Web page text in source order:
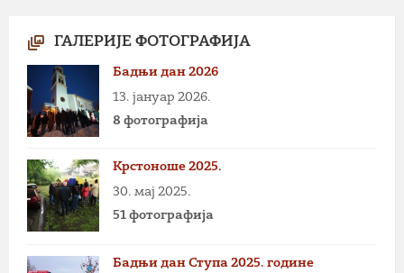
ГАЛЕРИЈЕ ФОТОГРАФИЈА
Бадњи дан 2026
13. јануар 2026.
8 фотографија
Крстоноше 2025.
30. мај 2025.
51 фотографија
Бадњи дан Ступа 2025. године